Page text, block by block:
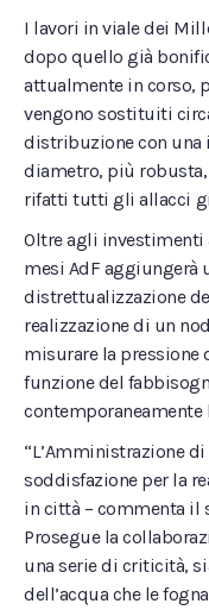
I lavori in viale dei
dopo quello già
attualmente in corso,
vengono sostituiti
distribuzione con
diametro, più robusta,
rifatti tutti gli allacci
Oltre agli
mesi AdF aggiungerà
distrettualizzazione
realizzazione di un
misurare la
funzione del
contemporaneamente
“L’Amministrazione
soddisfazione per la
in città – commenta il
Prosegue la
una serie di criticità,
dell’acqua che le